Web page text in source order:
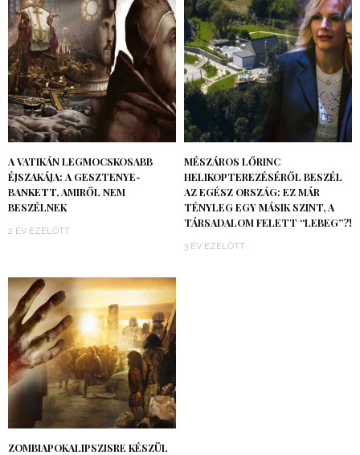
A VATIKÁN LEGMOCSKOSABB
ÉJSZAKÁJA: A GESZTENYE-
BANKETT, AMIRŐL NEM
BESZÉLNEK
2 ÉV EZELŐTT
MÉSZÁROS LŐRINC
HELIKOPTEREZÉSÉRŐL BESZÉL
AZ EGÉSZ ORSZÁG: EZ MÁR
TÉNYLEG EGY MÁSIK SZINT, A
TÁRSADALOM FELETT “LEBEG”?!
3 ÉV EZELŐTT
ZOMBIAPOKALIPSZISRE KÉSZÜL